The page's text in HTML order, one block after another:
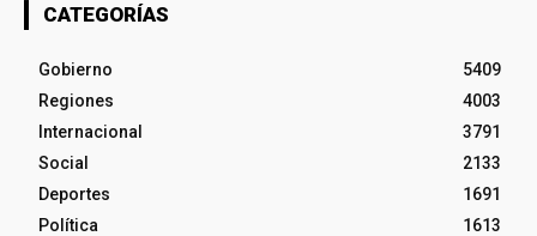
CATEGORÍAS
Gobierno
5409
Regiones
4003
Internacional
3791
Social
2133
Deportes
1691
Política
1613